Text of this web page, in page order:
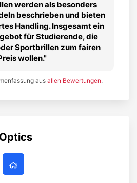
werden als besonders
beschrieben und bieten
Handling. Insgesamt ein
für Studierende, die
Sportbrillen zum fairen
wollen.
aus allen Bewertungen.